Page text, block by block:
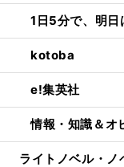
1日5分で、明
kotoba
e!集英社
情報・知識＆
ライトノベル・ノ